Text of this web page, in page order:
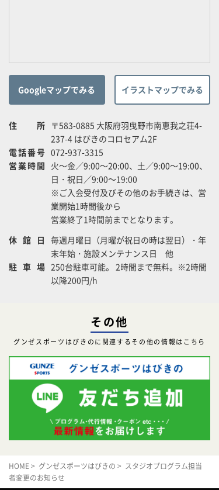
Googleマップでみる イラストマップでみる
住所 〒583-0885 大阪府羽曳野市南恵我之荘4-
237-4 はびきのコロセアム2F
電話番号 072-937-3315
営業時間 火～金／9:00～20:00、土／9:00～19:00、
日・祝日／9:00～19:00
※ご入会受付及びその他のお手続きは、営
業開始1時間後から
営業終了1時間前までとなります。
休館日 毎週月曜日（月曜が祝日の時は翌日）・年
末年始・施設メンテナンス日 他
駐車場 250台駐車可能。 2時間まで無料。※2時間
以降200円/h
その他
グンゼスポーツはびきのに関連するその他の情報はこちら
HOME> グンゼスポーツはびきの > スタジオプログラム担当
者変更のお知らせ